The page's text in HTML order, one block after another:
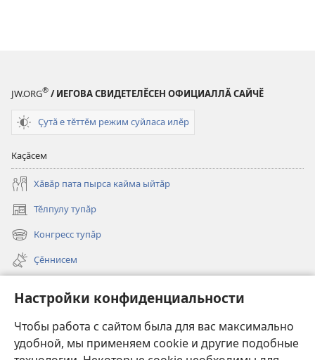
Настройки конфиденциальности
Чтобы работа с сайтом была для вас максимально
удобной, мы применяем cookie и другие подобные
JW.ORG® / ИЕГОВА СВИДЕТЕЛӖСЕН ОФИЦИАЛЛӐ САЙЧӖ
Ҫутӑ е тӗттӗм режим суйласа илӗр
Каҫӑсем
Хӑвӑр пата пырса кайма ыйтӑр
Тӗлпулу тупӑр
(открывается
в
новом
окне)
Конгресс тупӑр
(открывается
новом
Ҫӗннисем
Видео с тифлокомментариями
Шырав